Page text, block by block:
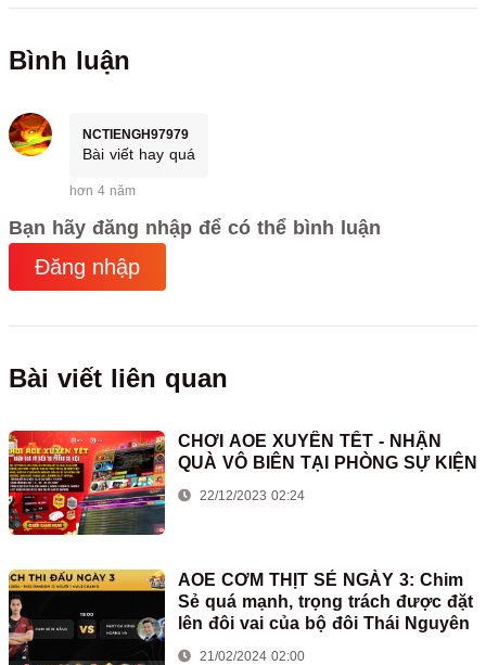
Bình luận
NCTIENGH97979
Bài viết hay quá
hơn 4 năm
Bạn hãy đăng nhập để có thể bình luận
Đăng nhập
Bài viết liên quan
CHƠI AOE XUYÊN TẾT - NHẬN
QUÀ VÔ BIÊN TẠI PHÒNG SỰ KIỆN
22/12/2023 02:24
AOE CƠM THỊT SẺ NGÀY 3: Chim
Sẻ quá mạnh, trọng trách được đặt
lên đôi vai của bộ đôi Thái Nguyên
21/02/2024 02:00